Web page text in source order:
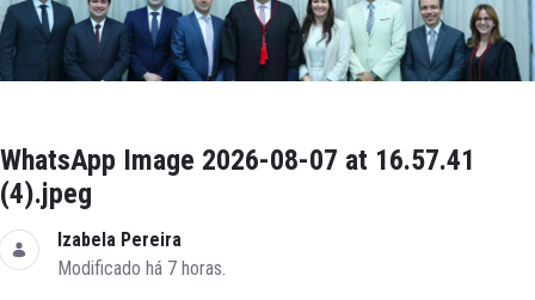
WhatsApp Image 2026-08-07 at 16.57.41
(4).jpeg
Izabela Pereira
Modificado há 7 horas.